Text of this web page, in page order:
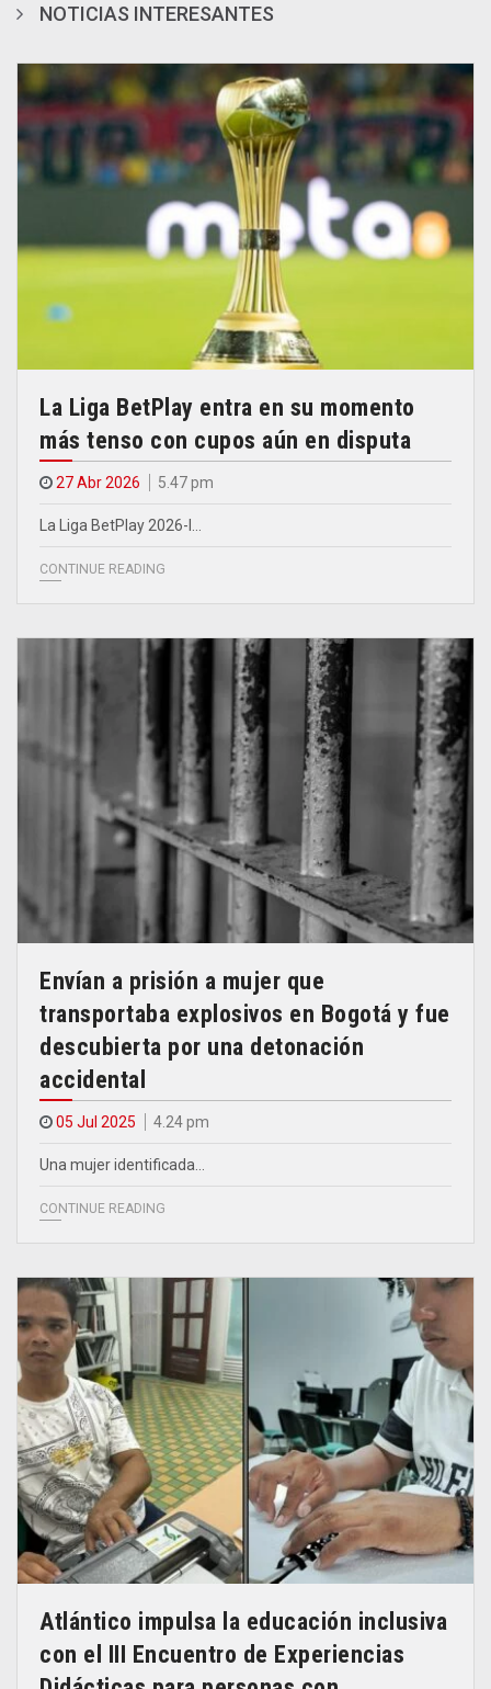
NOTICIAS INTERESANTES
La Liga BetPlay entra en su momento
más tenso con cupos aún en disputa
27 Abr 2026 5.47 pm
La Liga BetPlay 2026-I…
CONTINUE READING
Envían a prisión a mujer que
transportaba explosivos en Bogotá y fue
descubierta por una detonación
accidental
05 Jul 2025 4.24 pm
Una mujer identificada…
CONTINUE READING
Atlántico impulsa la educación inclusiva
con el III Encuentro de Experiencias